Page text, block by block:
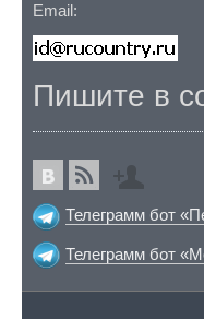
Email:
Пишите в
Телеграмм бот
Телеграмм бот